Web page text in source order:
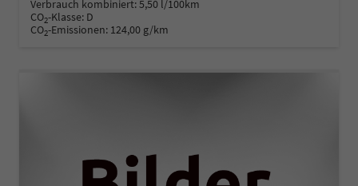
Verbrauch kombiniert:5,50 l/100km
CO2-Klasse: D
CO2-Emissionen: 124,00 g/km